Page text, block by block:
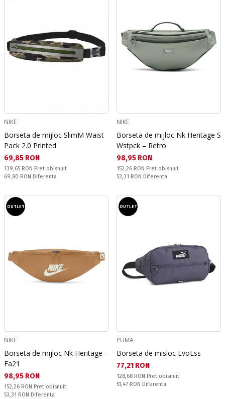
NIKE
Borseta de mijloc SlimM Waist
Pack 2.0 Printed
Текуща цена:
69,85 RON
Pret obisnuit:
139,65 RON Pret obisnuit
Спестявате:
69,80 RON Diferenta
NIKE
Borseta de mijloc Nk Heritage S
Wstpck – Retro
Текуща цена:
98,95 RON
Pret obisnuit:
152,26 RON Pret obisnuit
Спестявате:
53,31 RON Diferenta
OUTLET
NIKE
Borseta de mijloc Nk Heritage –
Fa21
Текуща цена:
98,95 RON
Pret obisnuit:
152,26 RON Pret obisnuit
Спестявате:
53,31 RON Diferenta
OUTLET
PUMA
Borseta de misloc EvoEss
Текуща цена:
77,21 RON
Pret obisnuit:
128,68 RON Pret obisnuit
Спестявате:
51,47 RON Diferenta